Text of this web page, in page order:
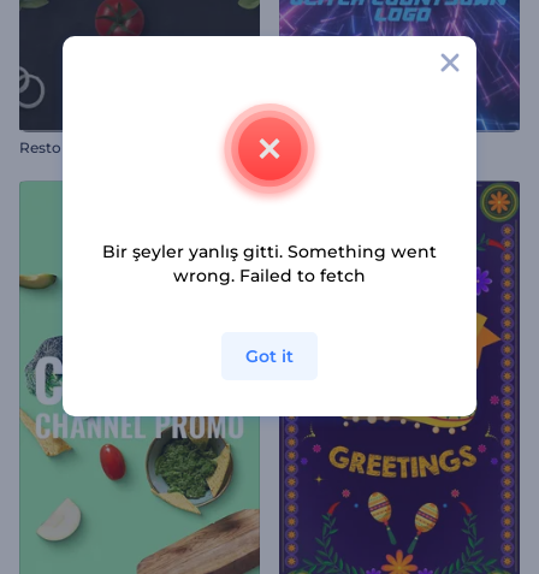
Restoran Kampanya Tanıtımı Geri Sayımlı Glitch Logo
Bir şeyler yanlış gitti. Something went
wrong. Failed to fetch
Got it